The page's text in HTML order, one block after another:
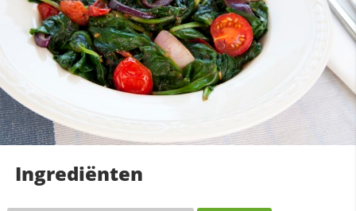
Ingrediënten